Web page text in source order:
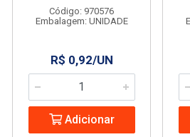
Código: 970576
Embalagem: UNIDADE
R$ 0,92/UN
Adicionar